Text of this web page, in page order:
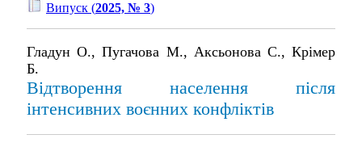
Випуск (2025, № 3)
Гладун О., Пугачова М., Аксьонова С., Крімер
Б.
Відтворення населення після
інтенсивних воєнних конфліктів